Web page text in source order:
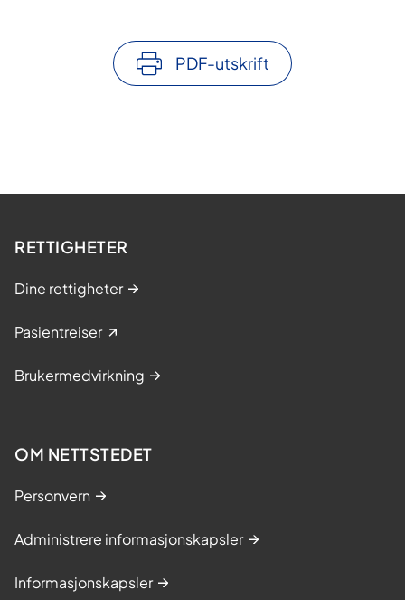
PDF-utskrift
RETTIGHETER
Dine rettigheter
Pasientreiser
Brukermedvirkning
OM NETTSTEDET
Personvern
Administrere informasjonskapsler
Informasjonskapsler